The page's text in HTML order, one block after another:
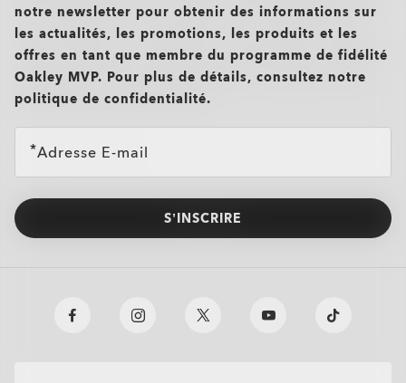
notre newsletter pour obtenir des informations sur
les actualités, les promotions, les produits et les
offres en tant que membre du programme de fidélité
Oakley MVP. Pour plus de détails, consultez notre
politique de confidentialité.
Adresse E-mail
S’INSCRIRE